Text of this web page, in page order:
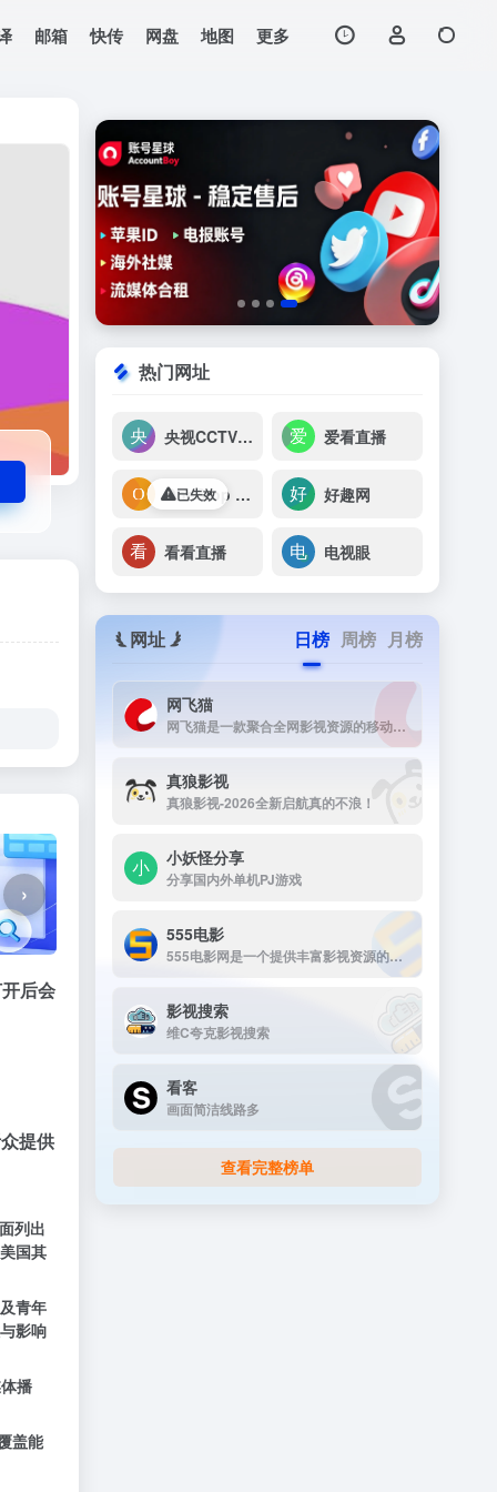
邮箱 快传 网盘 地图 更多
音社区。
›
后会
提供
列出
国其
青年
影响
播
盖能
热门网址
央视CCTV节目 爱看直播
已失效 OneStop Radio 好趣网
看看直播 电视眼
网址 日榜 周榜 月榜
网飞猫
网飞猫是一款聚合全网影视资源的移动端播放应用，主打免费、高画...
真狼影视
真狼影视-2026全新启航真的不浪！
小妖怪分享
分享国内外单机PJ游戏
555电影
555电影网是一个提供丰富影视资源的在线观看平台，致力于为用户提供高清、无广告的观影体验。该网站涵盖多种类型的影视内容，包括电影、电视剧、动漫、综艺等，满足不同观众的需求。
影视搜索
维C夸克影视搜索
看客
画面简洁线路多
查看完整榜单